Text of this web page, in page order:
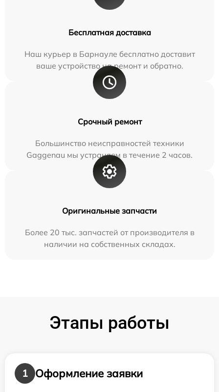
Бесплатная доставка
Наш курьер в Барнауле бесплатно доставит
ваше устройство на ремонт и обратно.
Срочный ремонт
Большинство неисправностей техники
Gaggenau мы устраняем в течение 2 часов.
Оригинальные запчасти
Более 20 тыс. запчастей от производителя в
наличии на собственных складах.
Этапы работы
1
Оформление заявки